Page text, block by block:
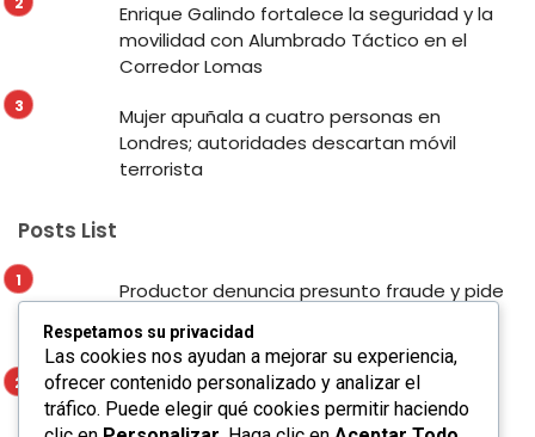
Enrique Galindo fortalece la seguridad y la
movilidad con Alumbrado Táctico en el
Corredor Lomas
Mujer apuñala a cuatro personas en
Londres; autoridades descartan móvil
terrorista
Posts List
Productor denuncia presunto fraude y pide
responsable en San Luis Potosí
Enrique Galindo fortalece la seguridad y la
movilidad con Alumbrado Táctico en el
Respetamos su privacidad
Las cookies nos ayudan a mejorar su experiencia,
ofrecer contenido personalizado y analizar el
tráfico. Puede elegir qué cookies permitir haciendo